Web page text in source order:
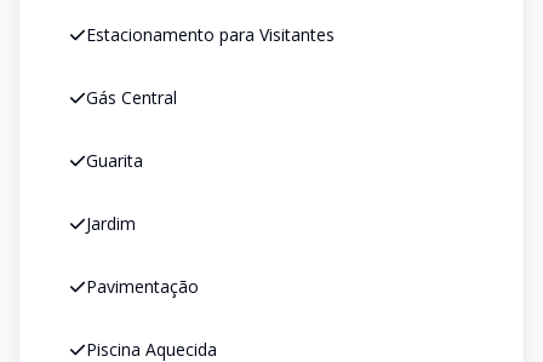
Estacionamento para Visitantes
Gás Central
Guarita
Jardim
Pavimentação
Piscina Aquecida